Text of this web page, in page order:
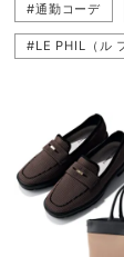
#通勤コーデ
#LE PHIL（ル